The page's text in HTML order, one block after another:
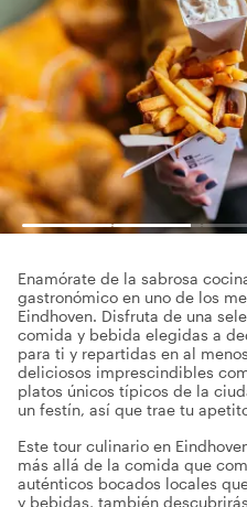
Enamórate de la sabrosa
gastronómico en uno de los
Eindhoven. Disfruta de una
comida y bebida elegidas a
para ti y repartidas en al
deliciosos imprescindibles
platos únicos típicos de la
un festín, así que trae tu
Este tour culinario en
más allá de la comida que
auténticos bocados locales
y bebidas, también